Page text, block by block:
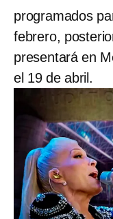
programados
febrero,
presentará en
el 19 de abril.